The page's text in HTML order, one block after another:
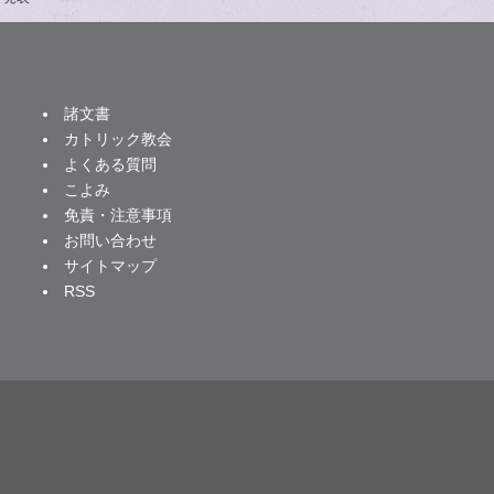
諸文書
カトリック教会
よくある質問
こよみ
免責・注意事項
お問い合わせ
サイトマップ
RSS